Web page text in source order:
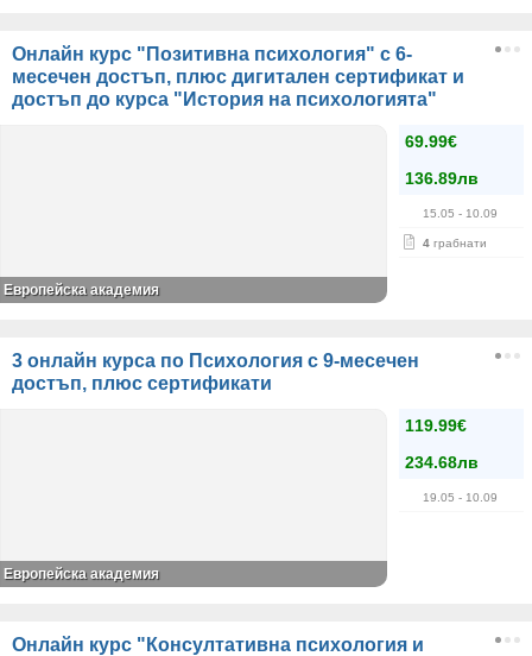
Онлайн курс "Позитивна психология" с 6-
месечен достъп, плюс дигитален сертификат и
достъп до курса "История на психологията"
69.99€
136.89лв
15.05 - 10.09
4 грабнати
Европейска академия
3 онлайн курса по Психология с 9-месечен
достъп, плюс сертификати
119.99€
234.68лв
19.05 - 10.09
Европейска академия
Онлайн курс "Консултативна психология и